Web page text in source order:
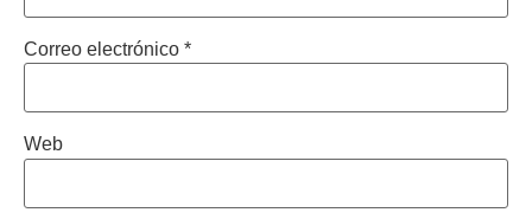
Correo electrónico *
Web